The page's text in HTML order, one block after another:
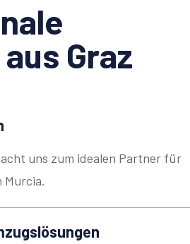
Graz
uns zum idealen Partner für
Murcia.